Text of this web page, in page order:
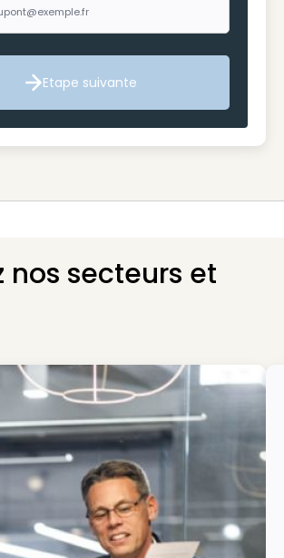
Etape suivante
Etape suivante
nos secteurs et